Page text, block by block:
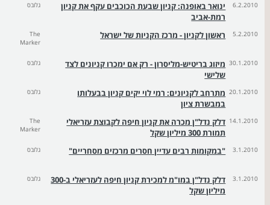
6.2.2010
ינואר באופנה: קניון שבעת הכוכבים עקף את קניון
רמת-אביב
גלובס
5.2.2010 ראשון לקניון - מרכז הקניות של ישראל
The
Marker
30.1.2010 מיזוג בריטיש-מליסרון - רק אם ימכרו קניונים לצד
שלישי
גלובס
20.1.2010 מתרחב לקניונים: רמי לוי יקים קניון בבעלותו
במבשרת ציון
גלובס
14.1.2010 דלק נדל"ן מכרה את קניון חיפה לקבוצת עזריאלי
תמורת 300 מיליון שקל
The
Marker
3.1.2010 "במקומות רבים עדיין חסרים מרכזים מסחריים" גלובס
3.1.2010
דלק נדל"ן במו"מ למכירת קניון חיפה לעזריאלי ב-300
מיליון שקל
גלובס